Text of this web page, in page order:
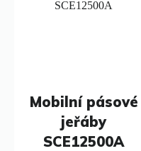
Mobilní pásové
jeřáby
SCE12500A